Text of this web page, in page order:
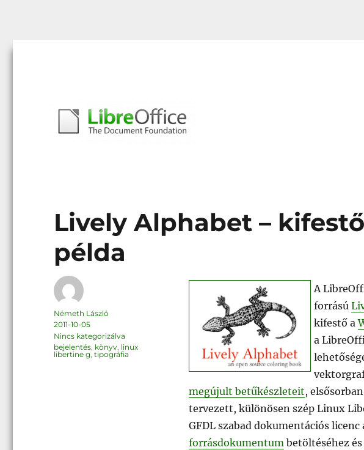
Lively Alphabet –
példa
A
forrású
kifestő a
a
megújult betűkészleteit,
tervezett, különösen szép Linux
GFDL szabad dokumentációs
forrásdokumentum betöltéséhez
Szerző
Németh László
Közzétéve
2011-10-05
Kategória
Nincs kategorizálva
Címke
bejelentés, könyv, linux
libertine g,tipográfia